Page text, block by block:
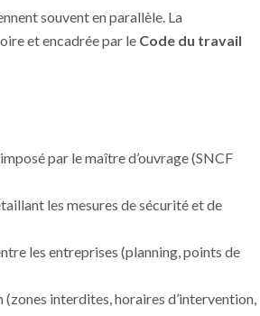
souvent en parallèle. La
et encadrée par le Code du travail
par le maître d’ouvrage (SNCF
les mesures de sécurité et de
les entreprises (planning, points de
(zones interdites, horaires d’intervention,